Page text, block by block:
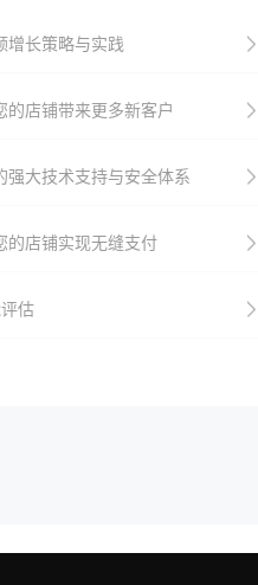
增长策略与实践
的店铺带来更多新客户
强大技术支持与安全体系
的店铺实现无缝支付
估